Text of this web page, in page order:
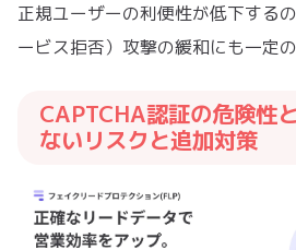
正規ユーザーの利便性が低下する
ービス拒否）攻撃の緩和にも一定
CAPTCHA認証の危険性
ないリスクと追加対策